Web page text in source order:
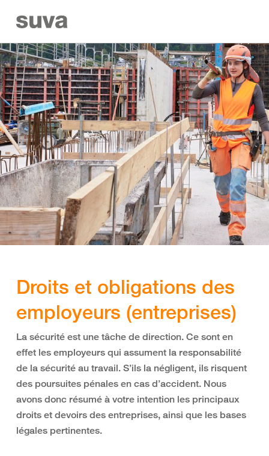
Droits et obligations des
employeurs (entreprises)
La sécurité est une tâche de direction. Ce sont en
effet les employeurs qui assument la responsabilité
de la sécurité au travail. S’ils la négligent, ils risquent
des poursuites pénales en cas d’accident. Nous
avons donc résumé à votre intention les principaux
droits et devoirs des entreprises, ainsi que les bases
légales pertinentes.